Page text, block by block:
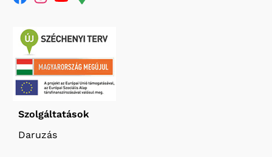
Szolgáltatások
Daruzás